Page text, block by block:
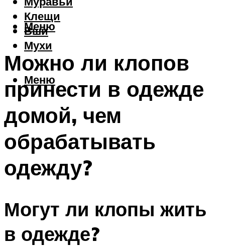
Клещи
Вши
Мухи
Меню
Меню
Можно ли клопов
принести в одежде
домой, чем
обрабатывать
одежду?
Могут ли клопы жить
в одежде?